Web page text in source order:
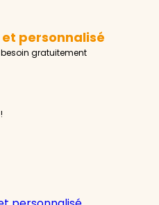
personnalisé
gratuitement